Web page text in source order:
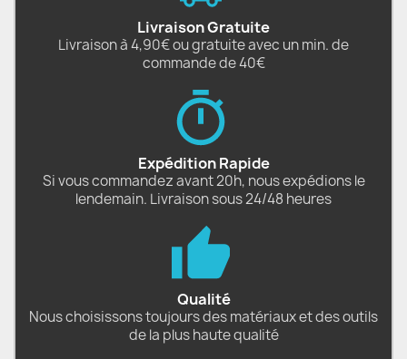
Livraison Gratuite
Livraison à 4,90€ ou gratuite avec un min. de
commande de 40€
Expédition Rapide
Si vous commandez avant 20h, nous expédions le
lendemain. Livraison sous 24/48 heures
Qualité
Nous choisissons toujours des matériaux et des outils
de la plus haute qualité